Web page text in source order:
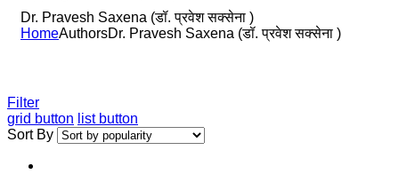
Dr. Pravesh Saxena (डॉ. प्रवेश सक्सेना )
HomeAuthorsDr. Pravesh Saxena (डॉ. प्रवेश सक्सेना )
Filter
grid button list button
Sort By